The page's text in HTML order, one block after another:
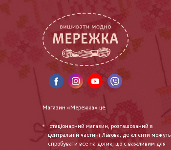
Магазин «Мережка» це:
стаціонарний магазин, розташований в
центральній частині Львова, де клієнти можуть
спробувати все на дотик, що є важливим для